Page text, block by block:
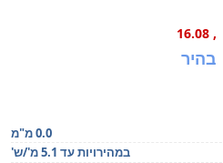
, 16.08
בהיר
0.0 מ"מ
במהירויות עד 5.1 מ'/ש'